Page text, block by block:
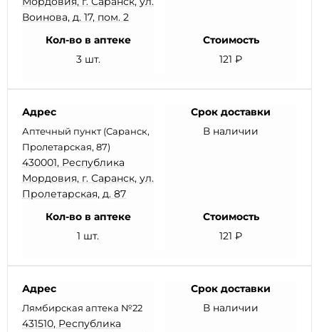
Воинова, д. 17, пом. 2
Кол-во в аптеке
3 шт.
Стоимость
121 ₽
Адрес
Аптечный пункт (Саранск,
Пролетарская, 87)
430001, Республика
Мордовия, г. Саранск, ул.
Пролетарская, д. 87
Срок доставки
В наличии
Кол-во в аптеке
1 шт.
Стоимость
121 ₽
Адрес
Лямбирская аптека №22
431510, Республика
Срок доставки
В наличии